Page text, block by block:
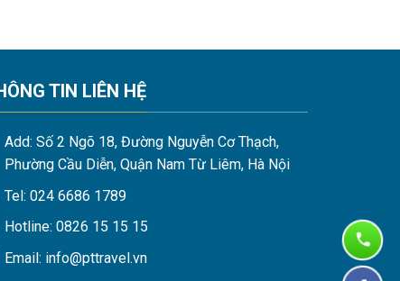
TIN LIÊN HỆ
Add: Số 2 Ngõ 18, Đường Nguyễn Cơ Thạch,
Phường Cầu Diễn, Quận Nam Từ Liêm, Hà Nội
Tel: 024 6686 1789
Hotline: 0826 15 15 15
Email: info@pttravel.vn